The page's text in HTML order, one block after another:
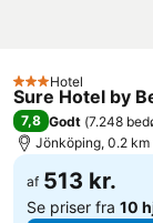
3 Stjerner
Hotel
Sure Hotel by
7,8 Godt (7.248
Jönköping, 0.2
af 513 kr.
Se priser fra 10